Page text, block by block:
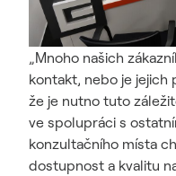
„Mnoho našich
kontakt, nebo je jejich
že je nutno tuto
ve spolupráci s
konzultačního místa
dostupnost a kvalitu